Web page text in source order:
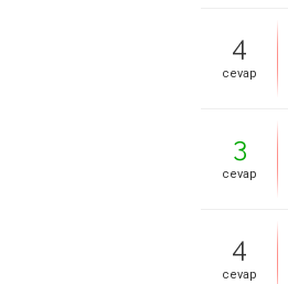
4
cevap
3
cevap
4
cevap